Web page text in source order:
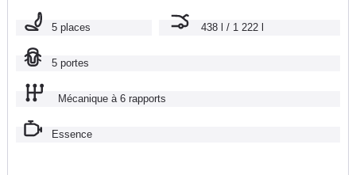
5 places 438 l / 1 222 l
5 portes
Mécanique à 6 rapports
Essence